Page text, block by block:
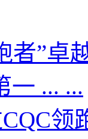
者”卓
一 ... ...
领